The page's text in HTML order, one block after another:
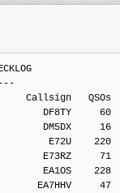
QSOs  Points
DF8TY     60
DM5DX     16
E72U    220
E73RZ     71
EA1OS    228
EA7HHV     47